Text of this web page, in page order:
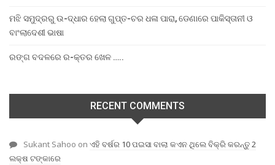
ମଝି ସମୁଦ୍ରରୁ ଉ-ଦ୍ଧାର ହେଲା ଗୁପ୍ତ-ଚର ଧଳା ପାରା, ଡେଣାରେ ପାକିସ୍ତାନୀ ଓ
ବାଂଲାଦେଶୀ ଭାଷା
ରଙ୍ଗ ବଦଳରେ ର-କ୍ତର ଖେଳ …..
RECENT COMMENTS
Sukant Sahoo on ଏହି ବର୍ଷର 10 ପଇସା ବାଲା କଏନ ଥିଲେ ବିକ୍ରି କରନ୍ତୁ 2
ଲକ୍ଷ ଟଙ୍କାରେ